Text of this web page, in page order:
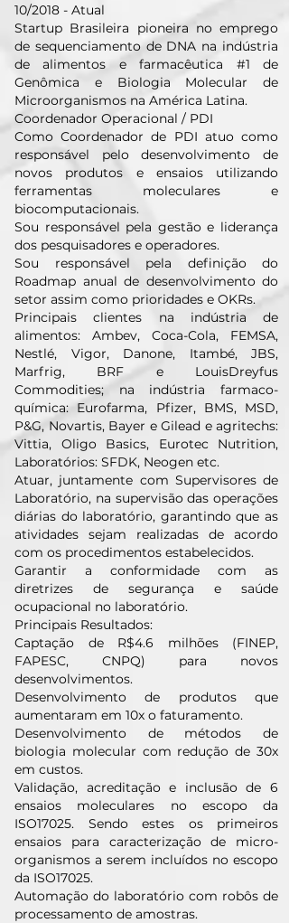
10/2018 - Atual
Startup Brasileira pioneira no emprego
de sequenciamento de DNA na indústria
de alimentos e farmacêutica #1 de
Genômica e Biologia Molecular de
Microorganismos na América Latina.
Coordenador Operacional / PDI
Como Coordenador de PDI atuo como
responsável pelo desenvolvimento de
novos produtos e ensaios utilizando
ferramentas moleculares e
biocomputacionais.
Sou responsável pela gestão e liderança
dos pesquisadores e operadores.
Sou responsável pela definição do
Roadmap anual de desenvolvimento do
setor assim como prioridades e OKRs.
Principais clientes na indústria de
alimentos: Ambev, Coca-Cola, FEMSA,
Nestlé, Vigor, Danone, Itambé, JBS,
Marfrig, BRF e LouisDreyfus
Commodities; na indústria farmaco-
química: Eurofarma, Pfizer, BMS, MSD,
P&G, Novartis, Bayer e Gilead e agritechs:
Vittia, Oligo Basics, Eurotec Nutrition,
Laboratórios: SFDK, Neogen etc.
Atuar, juntamente com Supervisores de
Laboratório, na supervisão das operações
diárias do laboratório, garantindo que as
atividades sejam realizadas de acordo
com os procedimentos estabelecidos.
Garantir a conformidade com as
diretrizes de segurança e saúde
ocupacional no laboratório.
Principais Resultados:
Captação de R$4.6 milhões (FINEP,
FAPESC, CNPQ) para novos
desenvolvimentos.
Desenvolvimento de produtos que
aumentaram em 10x o faturamento.
Desenvolvimento de métodos de
biologia molecular com redução de 30x
em custos.
Validação, acreditação e inclusão de 6
ensaios moleculares no escopo da
ISO17025. Sendo estes os primeiros
ensaios para caracterização de micro-
organismos a serem incluídos no escopo
da ISO17025.
Automação do laboratório com robôs de
processamento de amostras.